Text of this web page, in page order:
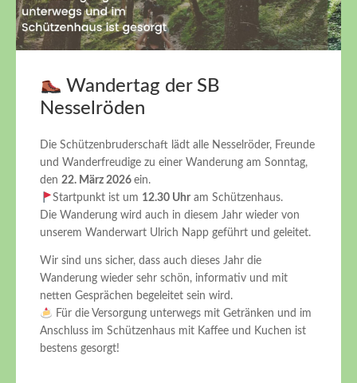
Wandertag der SB
Nesselröden
Die Schützenbruderschaft lädt alle Nesselröder, Freunde
und Wanderfreudige zu einer Wanderung am Sonntag,
den 22. März 2026 ein.
Startpunkt ist um 12.30 Uhram Schützenhaus.
Die Wanderung wird auch in diesem Jahr wieder von
unserem Wanderwart Ulrich Napp geführt und geleitet.
Wir sind uns sicher, dass auch dieses Jahr die
Wanderung wieder sehr schön, informativ und mit
netten Gesprächen begeleitet sein wird.
Für die Versorgung unterwegs mit Getränken und im
Anschluss im Schützenhaus mit Kaffee und Kuchen ist
bestens gesorgt!